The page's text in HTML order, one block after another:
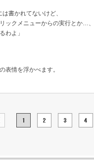
書かれてないけど、
ックメニューからの実行とか…、
わよ」
表情を浮かべます。